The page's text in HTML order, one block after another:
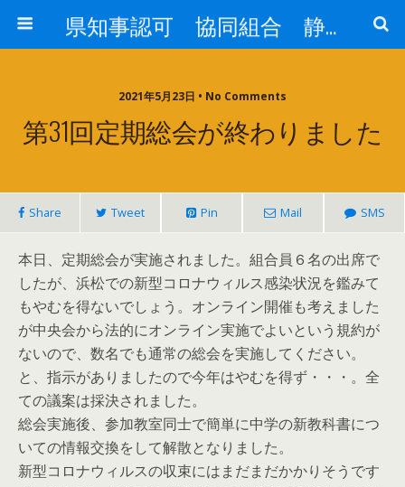
県知事認可 協同組合 静岡県私塾連盟
2021年5月23日 • No Comments
第31回定期総会が終わりました
Share Tweet Pin Mail SMS
本日、定期総会が実施されました。組合員６名の出席で
したが、浜松での新型コロナウィルス感染状況を鑑みて
もやむを得ないでしょう。オンライン開催も考えました
が中央会から法的にオンライン実施でよいという規約が
ないので、数名でも通常の総会を実施してください。
と、指示がありましたので今年はやむを得ず・・・。全
ての議案は採決されました。
総会実施後、参加教室同士で簡単に中学の新教科書につ
いての情報交換をして解散となりました。
新型コロナウィルスの収束にはまだまだかかりそうです